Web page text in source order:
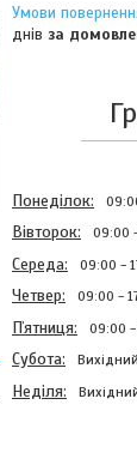
днів за
Понеділок
Вівторок 09:00
Середа 09:00
Четвер 09:00
Пʼятниця 09:00
Субота Вихідний
Неділя